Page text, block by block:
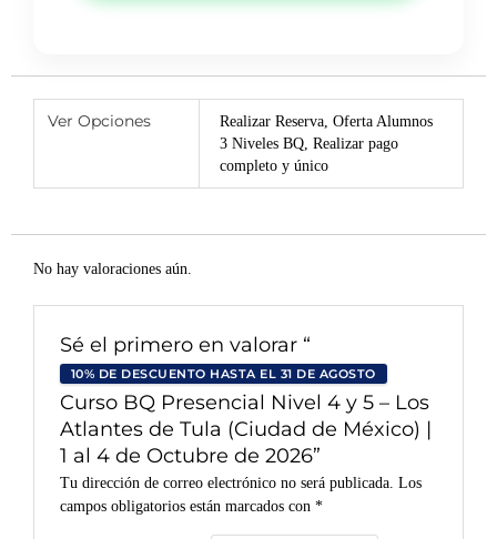
Ver Opciones
Realizar Reserva, Oferta Alumnos
3 Niveles BQ, Realizar pago
completo y único
No hay valoraciones aún.
Sé el primero en valorar “
10% DE DESCUENTO HASTA EL 31 DE AGOSTO
Curso BQ Presencial Nivel 4 y 5 – Los
Atlantes de Tula (Ciudad de México) |
1 al 4 de Octubre de 2026”
Tu dirección de correo electrónico no será publicada. Los
campos obligatorios están marcados con *